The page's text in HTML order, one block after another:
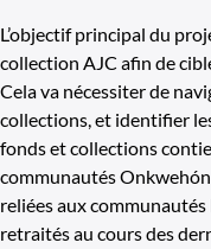
L’objectif principal du
collection AJC afin de
Cela va nécessiter de
collections, et identifier
fonds et collections
communautés
reliées aux
retraités au cours des